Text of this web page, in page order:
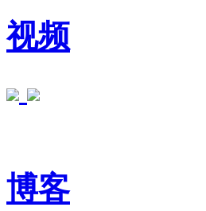
视频
博客